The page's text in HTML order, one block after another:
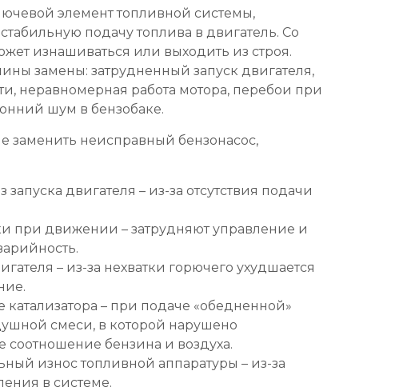
элемент топливной системы,
подачу топлива в двигатель. Со
изнашиваться или выходить из строя.
замены: затрудненный запуск двигателя,
неравномерная работа мотора, перебои при
шум в бензобаке.
заменить неисправный бензонасос,
запуска двигателя – из-за отсутствия подачи
при движении – затрудняют управление и
– из-за нехватки горючего ухудшается
катализатора – при подаче «обедненной»
смеси, в которой нарушено
соотношение бензина и воздуха.
износ топливной аппаратуры – из-за
в системе.